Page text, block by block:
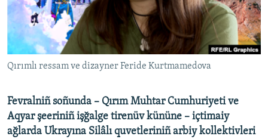
QOŞULIÑIZ!
Qırımlı ressam ve dizayner Feride Kurtmamedova
Fevralniñ soñunda – Qırım Muhtar Cumhuriyeti ve
Aqyar şeeriniñ işğalge tirenüv kününe – içtimaiy
ağlarda Ukrayına Silâlı quvetleriniñ arbiy kollektivleri